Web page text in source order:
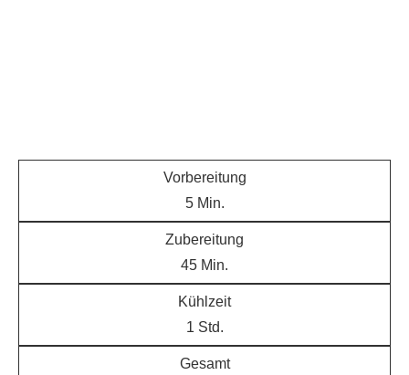
Vorbereitung
5 Min.
Zubereitung
45 Min.
Kühlzeit
1 Std.
Gesamt